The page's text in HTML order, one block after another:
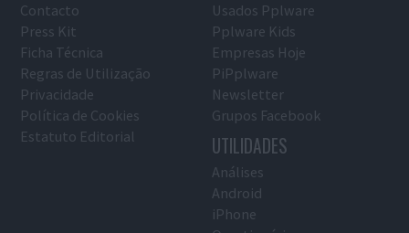
Contacto
Press Kit
Ficha Técnica
Regras de Utilização
Privacidade
Política de Cookies
Estatuto Editorial
Usados Pplware
Pplware Kids
Empresas Hoje
PiPplware
Newsletter
Grupos Facebook
UTILIDADES
Análises
Android
iPhone